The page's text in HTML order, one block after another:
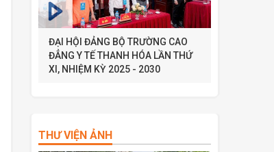
ĐẠI HỘI ĐẢNG BỘ TRƯỜNG CAO
ĐẲNG Y TẾ THANH HÓA LẦN THỨ
XI, NHIỆM KỲ 2025 - 2030
THƯ VIỆN ẢNH